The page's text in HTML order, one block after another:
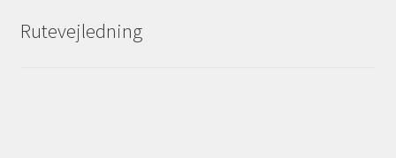
Rutevejledning